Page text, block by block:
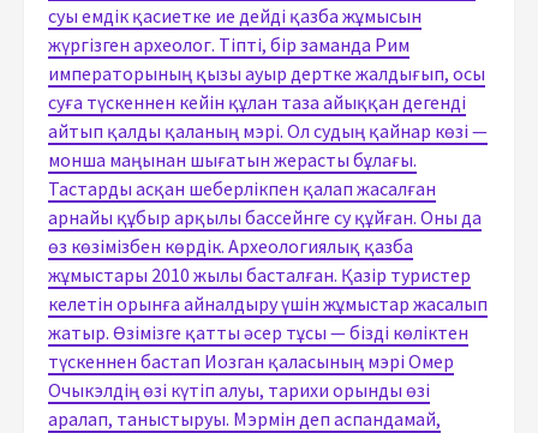
суы емдік қасиетке ие дейді қазба жұмысын
жүргізген археолог. Тіпті, бір заманда Рим
императорының қызы ауыр дертке жалдығып, осы
суға түскеннен кейін құлан таза айыққан дегенді
айтып қалды қаланың мэрі. Ол судың қайнар көзі —
монша маңынан шығатын жерасты бұлағы.
Тастарды асқан шеберлікпен қалап жасалған
арнайы құбыр арқылы бассейнге су құйған. Оны да
өз көзімізбен көрдік. Археологиялық қазба
жұмыстары 2010 жылы басталған. Қазір туристер
келетін орынға айналдыру үшін жұмыстар жасалып
жатыр. Өзімізге қатты әсер тұсы — бізді көліктен
түскеннен бастап Иозган қаласының мэрі Омер
Очыкэлдің өзі күтіп алуы, тарихи орынды өзі
аралап, таныстыруы. Мэрмін деп аспандамай,